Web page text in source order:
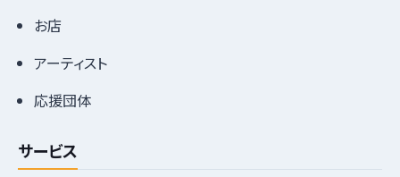
お店
アーティスト
応援団体
サービス